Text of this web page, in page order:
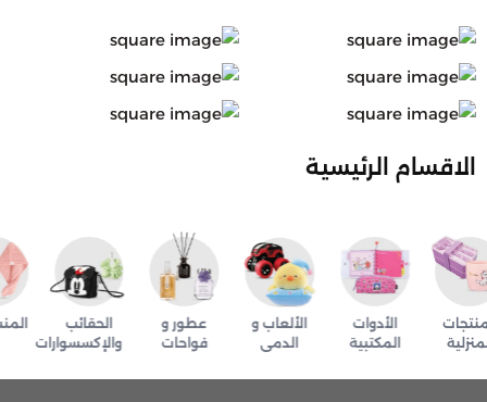
الاقسام الرئيسية
الأدوات
المكتبية
الألعاب و
الدمى
عطور و
فواحات
الحقائب
والإكسسوارات